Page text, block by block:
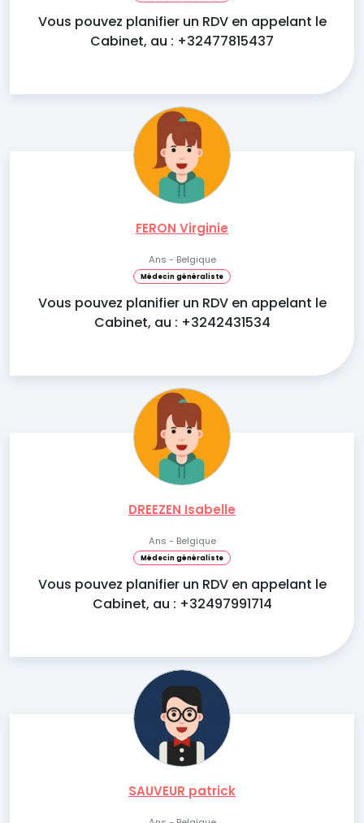
Vous pouvez planifier un RDV en appelant le
Cabinet, au : +32477815437
FERON Virginie
Ans - Belgique
Médecin généraliste
Vous pouvez planifier un RDV en appelant le
Cabinet, au : +3242431534
DREEZEN Isabelle
Ans - Belgique
Médecin généraliste
Vous pouvez planifier un RDV en appelant le
Cabinet, au : +32497991714
SAUVEUR patrick